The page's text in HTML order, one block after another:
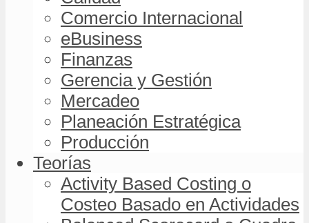
Comercio Internacional
eBusiness
Finanzas
Gerencia y Gestión
Mercadeo
Planeación Estratégica
Producción
Teorías
Activity Based Costing o
Costeo Basado en Actividades